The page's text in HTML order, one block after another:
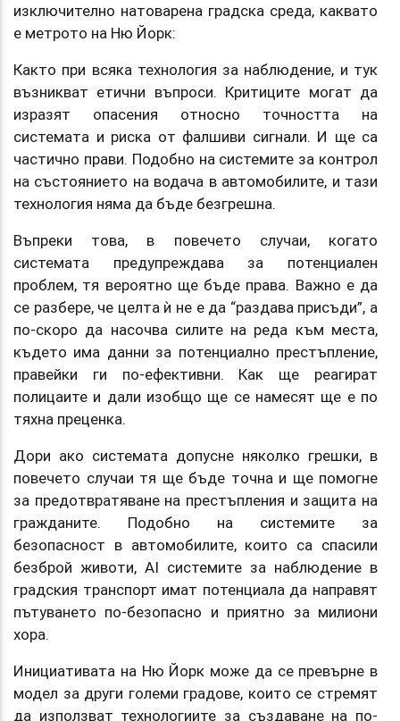
изключително натоварена градска среда, каквато
е метрото на Ню Йорк:
Както при всяка технология за наблюдение, и тук
възникват етични въпроси. Критиците могат да
изразят опасения относно точността на
системата и риска от фалшиви сигнали. И ще са
частично прави. Подобно на системите за контрол
на състоянието на водача в автомобилите, и тази
технология няма да бъде безгрешна.
Въпреки това, в повечето случаи, когато
системата предупреждава за потенциален
проблем, тя вероятно ще бъде права. Важно е да
се разбере, че целта ѝ не е да “раздава присъди”, а
по-скоро да насочва силите на реда към места,
където има данни за потенциално престъпление,
правейки ги по-ефективни. Как ще реагират
полицаите и дали изобщо ще се намесят ще е по
тяхна преценка.
Дори ако системата допусне няколко грешки, в
повечето случаи тя ще бъде точна и ще помогне
за предотвратяване на престъпления и защита на
гражданите. Подобно на системите за
безопасност в автомобилите, които са спасили
безброй животи, AI системите за наблюдение в
градския транспорт имат потенциала да направят
пътуването по-безопасно и приятно за милиони
хора.
Инициативата на Ню Йорк може да се превърне в
модел за други големи градове, които се стремят
да използват технологиите за създаване на по-